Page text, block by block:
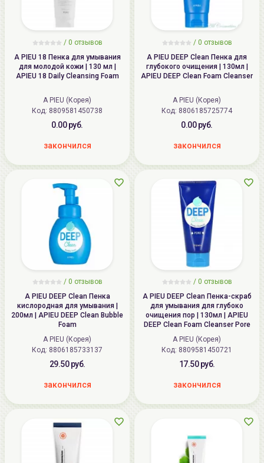
/ 0 отзывов
A PIEU 18 Пенка для умывания
для молодой кожи | 130 мл |
APIEU 18 Daily Cleansing Foam
A PIEU (Корея)
Код: 8809581450738
0.00 руб.
закончился
/ 0 отзывов
A PIEU DEEP Clean Пенка для
глубокого очищения | 130мл |
APIEU DEEP Clean Foam Cleanser
A PIEU (Корея)
Код: 8806185725774
0.00 руб.
закончился
/ 0 отзывов
A PIEU DEEP Clean Пенка
кислородная для умывания |
200мл | APIEU DEEP Clean Bubble
Foam
A PIEU (Корея)
Код: 8806185733137
29.50 руб.
закончился
/ 0 отзывов
A PIEU DEEP Clean Пенка-скраб
для умывания для глубоко
очищения пор | 130мл | APIEU
DEEP Clean Foam Cleanser Pore
A PIEU (Корея)
Код: 8809581450721
17.50 руб.
закончился